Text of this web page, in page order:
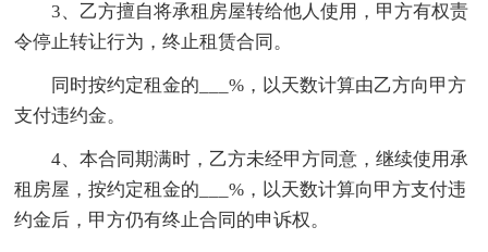
3、乙方擅自将承租房屋转给他人使用，甲方有权责
令停止转让行为，终止租赁合同。
同时按约定租金的___%，以天数计算由乙方向甲方
支付违约金。
4、本合同期满时，乙方未经甲方同意，继续使用承
租房屋，按约定租金的___%，以天数计算向甲方支付违
约金后，甲方仍有终止合同的申诉权。